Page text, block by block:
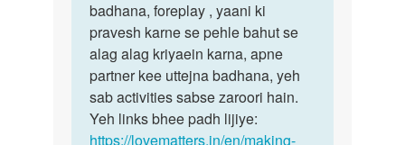
badhana, foreplay , yaani ki
pravesh karne se pehle bahut se
alag alag kriyaein karna, apne
partner kee uttejna badhana, yeh
sab activities sabse zaroori hain.
Yeh links bhee padh lijiye:
https://lovematters.in/en/making-